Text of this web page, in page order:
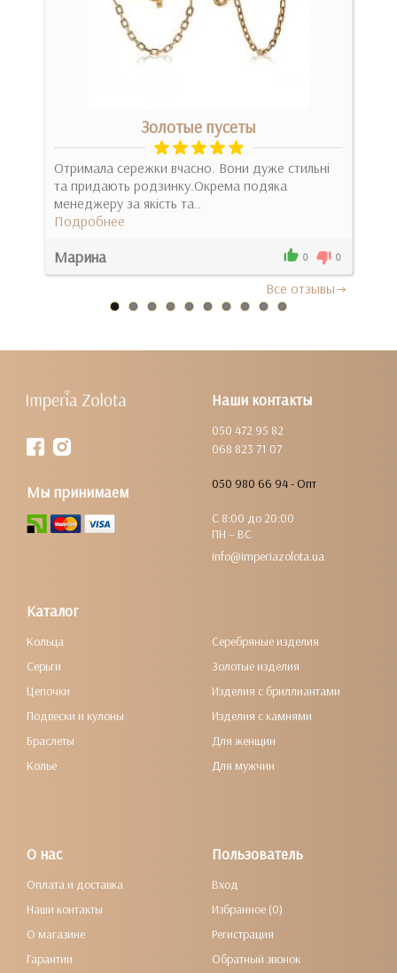
Золотые пусеты
Отримала сережки вчасно. Вони дуже стильні
та придають родзинку.Окрема подяка
менеджеру за якість та..
Подробнее
Марина 0 0
Все отзывы
Наши контакты
050 472 95 82
068 823 71 07
050 980 66 94 - Опт
С 8:00 до 20:00
ПН – ВС
info@imperiazolota.ua
Мы принимаем
Каталог
Кольца
Серьги
Цепочки
Подвески и кулоны
Браслеты
Колье
Серебряные изделия
Золотые изделия
Изделия с бриллиантами
Изделия с камнями
Для женщин
Для мужчин
О нас
Оплата и доставка
Наши контакты
О магазине
Гарантии
Пользователь
Вход
Избранное (0)
Регистрация
Обратный звонок